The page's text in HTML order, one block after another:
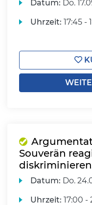
Datum: Do.
Uhrzeit: 17:45 -
Souverän
Datum: Do.
Uhrzeit: 17:00 -